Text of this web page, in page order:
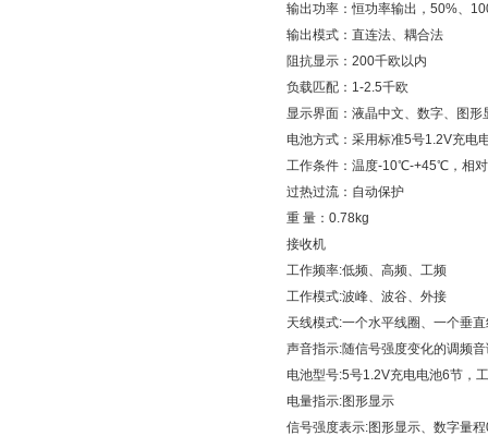
输出功率：恒功率输出，50%、
输出模式：直连法、耦合法
阻抗显示：200千欧以内
负载匹配：1-2.5千欧
显示界面：液晶中文、数字、图形
电池方式：采用标准5号1.2V充电
工作条件：温度-10℃-+45℃，相
过热过流：自动保护
重 量：0.78kg
接收机
工作频率:低频、高频、工频
工作模式:波峰、波谷、外接
天线模式:一个水平线圈、一个垂
声音指示:随信号强度变化的调频
电池型号:5号1.2V充电电池6节，
电量指示:图形显示
信号强度表示:图形显示、数字量